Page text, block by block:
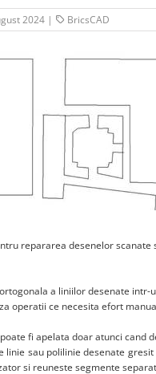
2024 | BricsCAD
repararea desenelor
a liniilor desenate
operatii ce necesita efort
fi apelata doar atunci cand
linie sau polilinie desenate
si reuneste segmente